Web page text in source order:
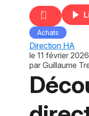
Achats
Direction HA
le 11 février 2026
par Guillaume